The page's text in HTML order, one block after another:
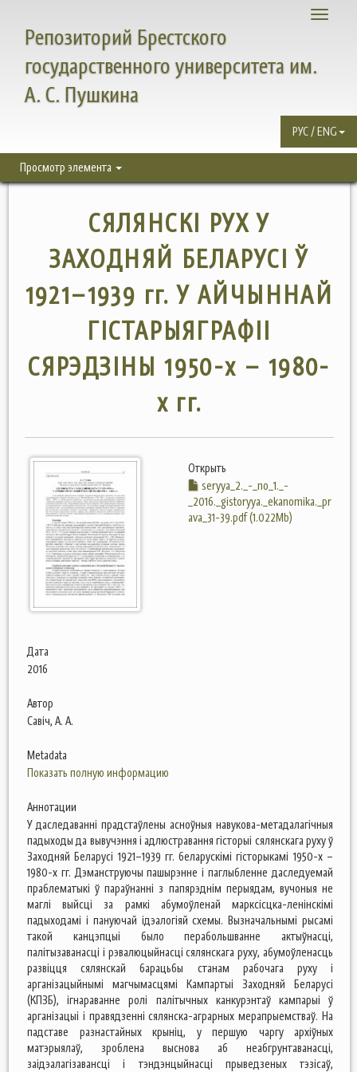
Toggle
Репозиторий Брестского
государственного университета им.
А. С. Пушкина
РУС / ENG
Просмотр элемента
СЯЛЯНСКІ РУХ У
ЗАХОДНЯЙ БЕЛАРУСІ Ў
1921–1939 гг. У АЙЧЫННАЙ
ГІСТАРЫЯГРАФІІ
СЯРЭДЗІНЫ 1950-х – 1980-
х гг.
Открыть
seryya_2._-_no_1._-
_2016._gistoryya._ekanomika._pr
ava_31-39.pdf (1.022Mb)
Дата
2016
Автор
Савіч, А. А.
Metadata
Показать полную информацию
Аннотации
У даследаванні прадстаўлены асноўныя навукова-метадалагічныя
падыходы да вывучэння і адлюстравання гісторыі сялянскага руху ў
Заходняй Беларусі 1921–1939 гг. беларускімі гісторыкамі 1950-х –
1980-х гг. Дэманструючы пашырэнне і паглыбленне даследуемай
праблематыкі ў параўнанні з папярэднім перыядам, вучоныя не
маглі выйсці за рамкі абумоўленай марксісцка-ленінскімі
падыходамі і пануючай ідэалогіяй схемы. Вызначальнымі рысамі
такой канцэпцыі было перабольшванне актыўнасці,
палітызаванасці і рэвалюцыйнасці сялянскага руху, абумоўленасць
развіцця сялянскай барацьбы станам рабочага руху і
арганізацыйнымі магчымасцямі Кампартыі Заходняй Беларусі
(КПЗБ), ігнараванне ролі палітычных канкурэнтаў кампарыі ў
арганізацыі і правядзенні сялянска-аграрных мерапрыемстваў. На
падставе разнастайных крыніц, у першую чаргу архіўных
матэрыялаў, зроблена выснова аб неабгрунтаванасці,
заідэалагізавансці і тэндэнцыйнасці прыведзеных тэзісаў,